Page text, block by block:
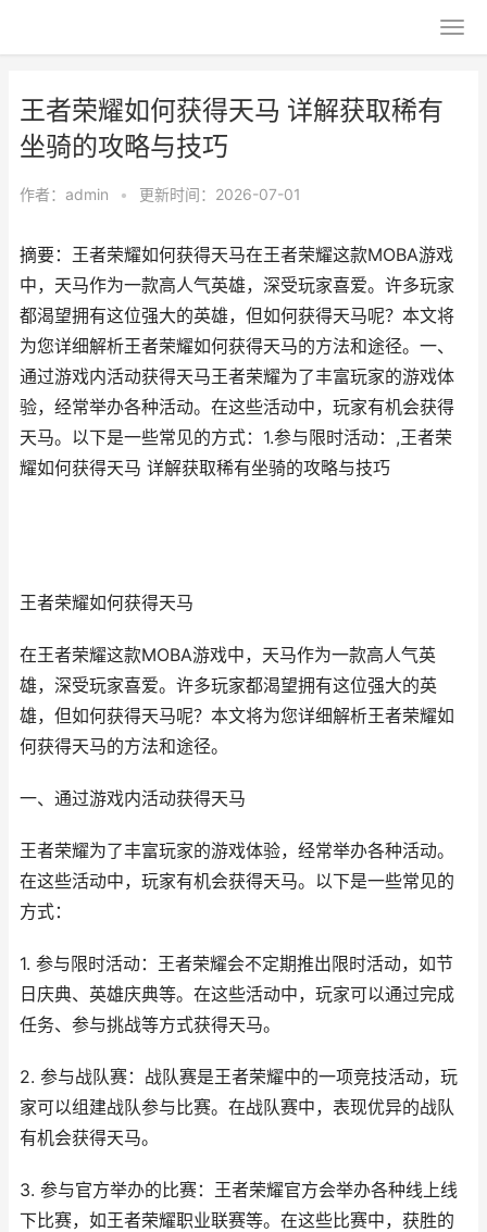
王者荣耀如何获得天马 详解获取稀有
坐骑的攻略与技巧
作者： admin • 更新时间：2026-07-01
摘要：王者荣耀如何获得天马在王者荣耀这款MOBA游戏
中，天马作为一款高人气英雄，深受玩家喜爱。许多玩家
都渴望拥有这位强大的英雄，但如何获得天马呢？本文将
为您详细解析王者荣耀如何获得天马的方法和途径。一、
通过游戏内活动获得天马王者荣耀为了丰富玩家的游戏体
验，经常举办各种活动。在这些活动中，玩家有机会获得
天马。以下是一些常见的方式：1.参与限时活动：,王者荣
耀如何获得天马 详解获取稀有坐骑的攻略与技巧
王者荣耀如何获得天马
在王者荣耀这款MOBA游戏中，天马作为一款高人气英
雄，深受玩家喜爱。许多玩家都渴望拥有这位强大的英
雄，但如何获得天马呢？本文将为您详细解析王者荣耀如
何获得天马的方法和途径。
一、通过游戏内活动获得天马
王者荣耀为了丰富玩家的游戏体验，经常举办各种活动。
在这些活动中，玩家有机会获得天马。以下是一些常见的
方式：
1. 参与限时活动：王者荣耀会不定期推出限时活动，如节
日庆典、英雄庆典等。在这些活动中，玩家可以通过完成
任务、参与挑战等方式获得天马。
2. 参与战队赛：战队赛是王者荣耀中的一项竞技活动，玩
家可以组建战队参与比赛。在战队赛中，表现优异的战队
有机会获得天马。
3. 参与官方举办的比赛：王者荣耀官方会举办各种线上线
下比赛，如王者荣耀职业联赛等。在这些比赛中，获胜的